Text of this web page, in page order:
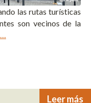
las rutas turísticas
son vecinos de la
Leer más